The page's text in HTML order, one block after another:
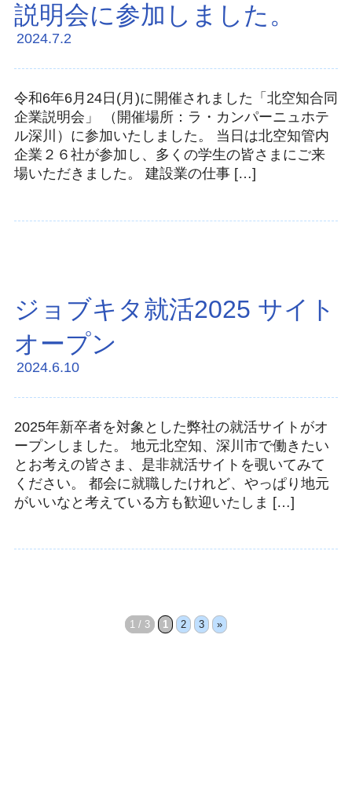
説明会に参加しました。
2024.7.2
令和6年6月24日(月)に開催されました「北空知合同
企業説明会」 （開催場所：ラ・カンパーニュホテ
ル深川）に参加いたしました。 当日は北空知管内
企業２６社が参加し、多くの学生の皆さまにご来
場いただきました。 建設業の仕事 […]
ジョブキタ就活2025 サイト
オープン
2024.6.10
2025年新卒者を対象とした弊社の就活サイトがオ
ープンしました。 地元北空知、深川市で働きたい
とお考えの皆さま、是非就活サイトを覗いてみて
ください。 都会に就職したけれど、やっぱり地元
がいいなと考えている方も歓迎いたしま […]
1 / 3 1 2 3 »